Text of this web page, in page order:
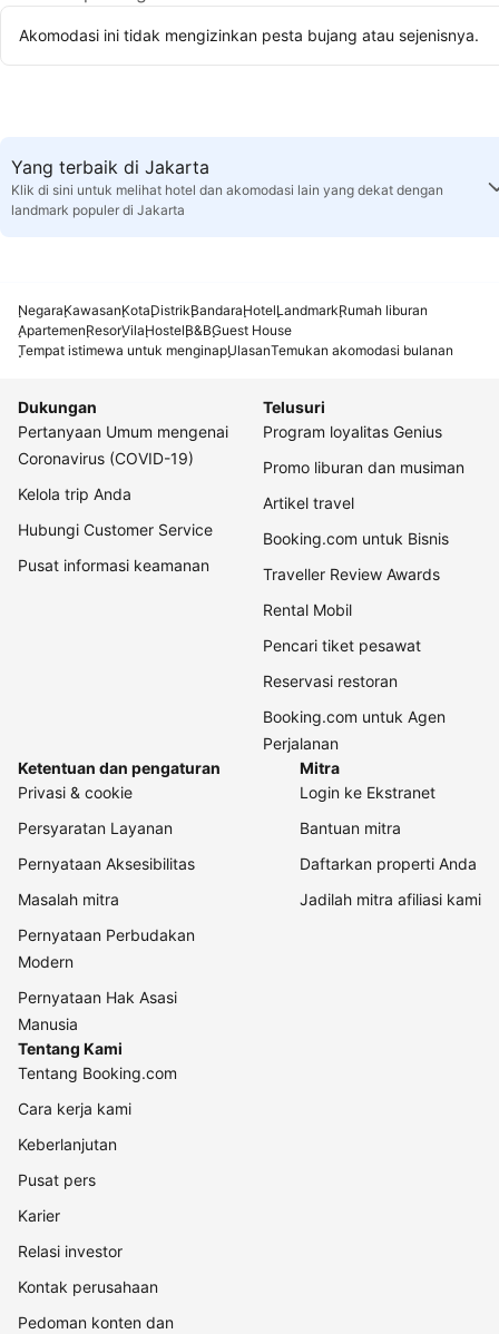
Akomodasi ini tidak mengizinkan pesta bujang atau sejenisnya.
Yang terbaik di Jakarta
Klik di sini untuk melihat hotel dan akomodasi lain yang dekat dengan
landmark populer di Jakarta
NegaraKawasanKotaDistrikBandaraHotelLandmarkRumah liburan
ApartemenResorVilaHostelB&BGuest House
Tempat istimewa untuk menginapUlasanTemukan akomodasi bulanan
Dukungan
Pertanyaan Umum mengenai
Coronavirus (COVID-19)
Kelola trip Anda
Hubungi Customer Service
Pusat informasi keamanan
Telusuri
Program loyalitas Genius
Promo liburan dan musiman
Artikel travel
Booking.com untuk Bisnis
Traveller Review Awards
Rental Mobil
Pencari tiket pesawat
Reservasi restoran
Booking.com untuk Agen
Perjalanan
Ketentuan dan pengaturan
Privasi & cookie
Persyaratan Layanan
Pernyataan Aksesibilitas
Masalah mitra
Pernyataan Perbudakan
Modern
Pernyataan Hak Asasi
Manusia
Mitra
Login ke Ekstranet
Bantuan mitra
Daftarkan properti Anda
Jadilah mitra afiliasi kami
Tentang Kami
Tentang Booking.com
Cara kerja kami
Keberlanjutan
Pusat pers
Karier
Relasi investor
Kontak perusahaan
Pedoman konten dan